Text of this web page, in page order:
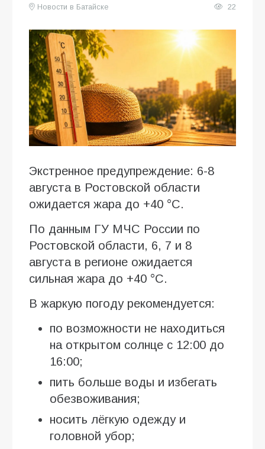
Новости в Батайске
22
Экстренное предупреждение: 6-8
августа в Ростовской области
ожидается жара до +40 °C.
По данным ГУ МЧС России по
Ростовской области, 6, 7 и 8
августа в регионе ожидается
сильная жара до +40 °C.
В жаркую погоду рекомендуется:
по возможности не находиться
на открытом солнце с 12:00 до
16:00;
пить больше воды и избегать
обезвоживания;
носить лёгкую одежду и
головной убор;